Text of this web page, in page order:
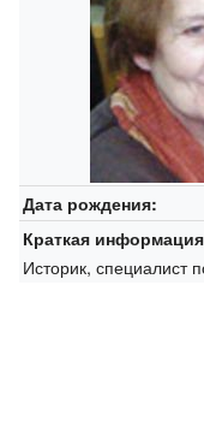
Дата рождения:
Краткая
Историк, специалист